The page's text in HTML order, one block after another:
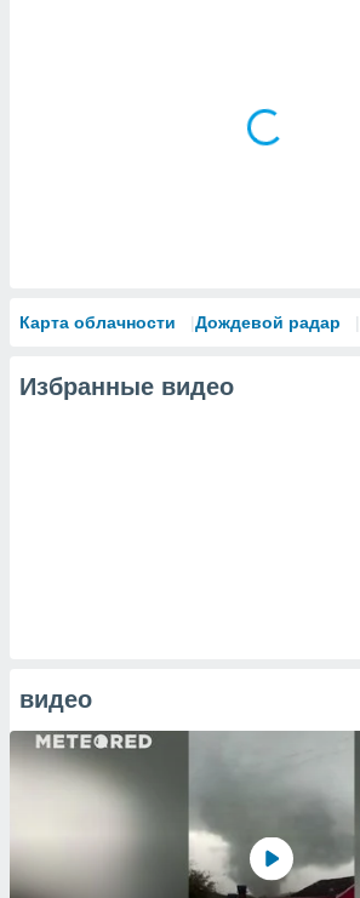
Карта облачности Дождевой радар
Избранные видео
видео